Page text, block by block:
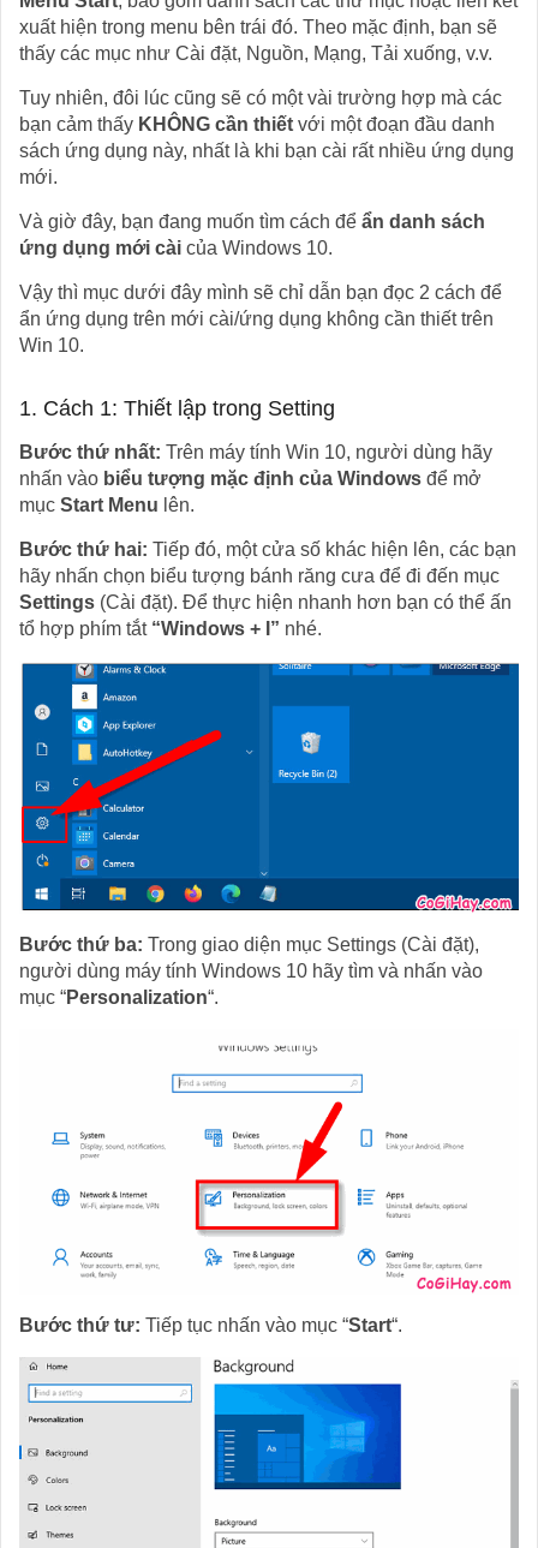
xuất hiện trong menu bên trái đó. Theo mặc định, bạn sẽ
thấy các mục như Cài đặt, Nguồn, Mạng, Tải xuống, v.v.
Tuy nhiên, đôi lúc cũng sẽ có một vài trường hợp mà các
bạn cảm thấy KHÔNG cần thiết với một đoạn đầu danh
sách ứng dụng này, nhất là khi bạn cài rất nhiều ứng dụng
mới.
Và giờ đây, bạn đang muốn tìm cách để ẩn danh sách
ứng dụng mới cài của Windows 10.
Vậy thì mục dưới đây mình sẽ chỉ dẫn bạn đọc 2 cách để
ẩn ứng dụng trên mới cài/ứng dụng không cần thiết trên
Win 10.
1. Cách 1: Thiết lập trong Setting
Bước thứ nhất: Trên máy tính Win 10, người dùng hãy
nhấn vào biểu tượng mặc định của Windows để mở
mục Start Menu lên.
Bước thứ hai: Tiếp đó, một cửa số khác hiện lên, các bạn
hãy nhấn chọn biểu tượng bánh răng cưa để đi đến mục
Settings (Cài đặt). Để thực hiện nhanh hơn bạn có thể ấn
tổ hợp phím tắt “Windows + I” nhé.
Bước thứ ba: Trong giao diện mục Settings (Cài đặt),
người dùng máy tính Windows 10 hãy tìm và nhấn vào
mục “Personalization“.
Bước thứ tư: Tiếp tục nhấn vào mục “Start“.